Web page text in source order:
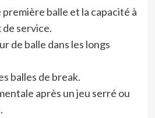
première balle et la capacité à
service.
de balle dans les longs
balles de break.
après un jeu serré ou